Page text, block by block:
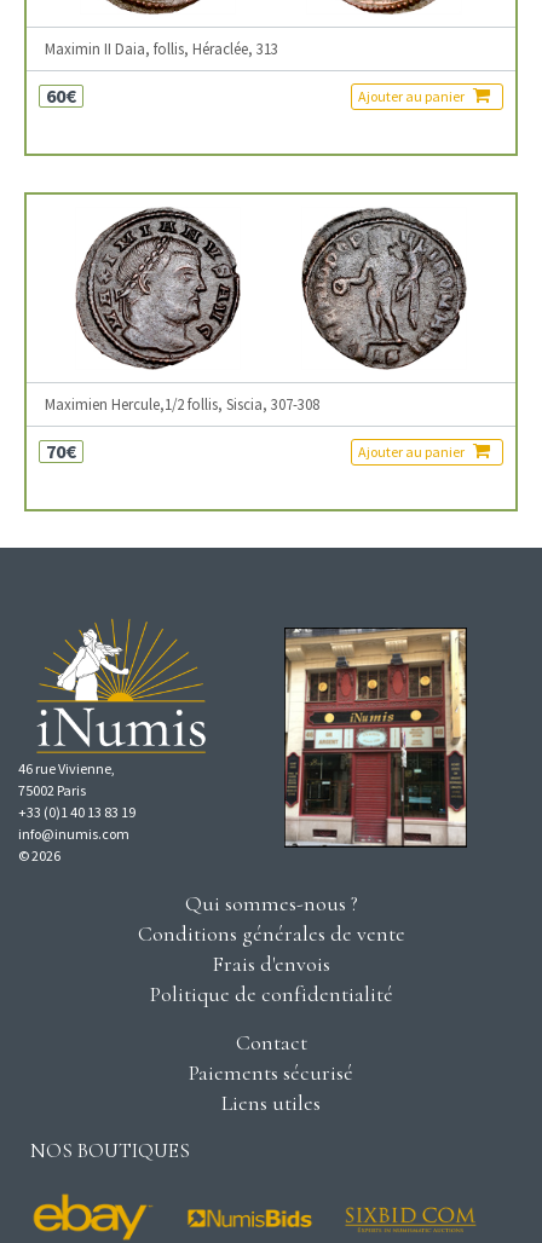
Maximin II Daia, follis, Héraclée, 313
60€ Ajouter au panier
Maximien Hercule,1/2 follis, Siscia, 307-308
70€ Ajouter au panier
46 rue Vivienne,
75002 Paris
+33 (0)1 40 13 83 19
info@inumis.com
© 2026
Qui sommes-nous ?
Conditions générales de vente
Frais d'envois
Politique de confidentialité
Contact
Paiements sécurisé
Liens utiles
NOS BOUTIQUES